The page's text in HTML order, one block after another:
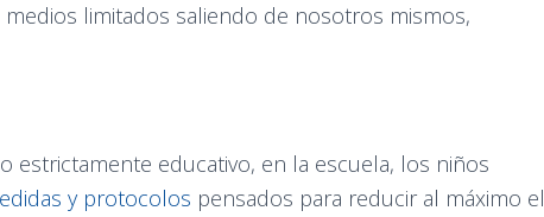
limitados saliendo de nosotros mismos,
estrictamente educativo, en la escuela, los niños
y protocolos pensados para reducir al máximo el